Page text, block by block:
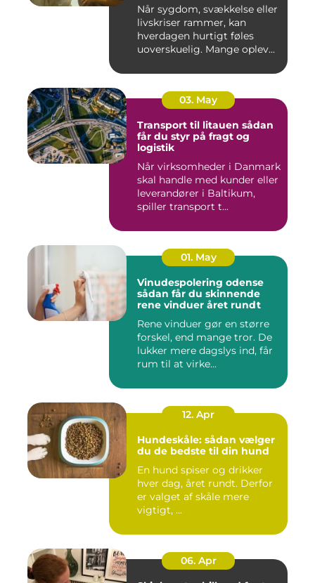
Når sygdom, svækkelse eller
livskriser rammer, kan
hverdagen hurtigt føles
uoverskuelig. Mange oplev...
03. May
Transport til litauen sådan
får du styr på fragt og
logistik
Når virksomheder i Danmark
skal handle med kunder eller
leverandører i Baltikum,
spiller transport t...
01. May
Vinudespolering odense
sådan får du skinnende
rene vinduer året rundt
Rene vinduer gør en større
forskel, end mange tror. De
lukker mere dagslys ind, får
rum til at virke...
12. Apr
Hundeskåle: sådan vælger
du de bedste til din hund
En hund spiser og drikker
hver dag, året rundt. Derfor
er valget af skåle mere
vigtigt, ...
06. Apr